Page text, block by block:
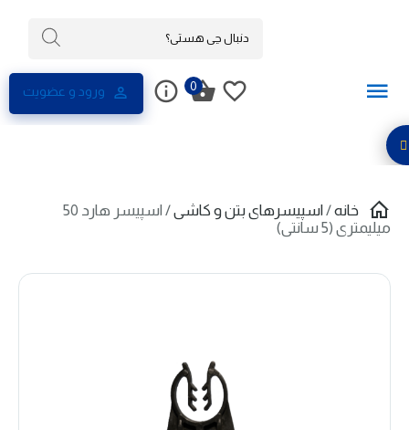
ورود و عضویت 0
خانه/اسپیسرهای بتن و کاشی
/ اسپیسر هارد 50
میلیمتری (5 سانتی)